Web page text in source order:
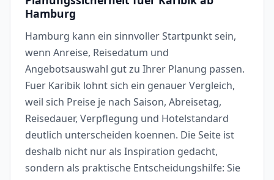
Hamburg
Hamburg kann ein sinnvoller Startpunkt sein,
wenn Anreise, Reisedatum und
Angebotsauswahl gut zu Ihrer Planung passen.
Fuer Karibik lohnt sich ein genauer Vergleich,
weil sich Preise je nach Saison, Abreisetag,
Reisedauer, Verpflegung und Hotelstandard
deutlich unterscheiden koennen. Die Seite ist
deshalb nicht nur als Inspiration gedacht,
sondern als praktische Entscheidungshilfe: Sie